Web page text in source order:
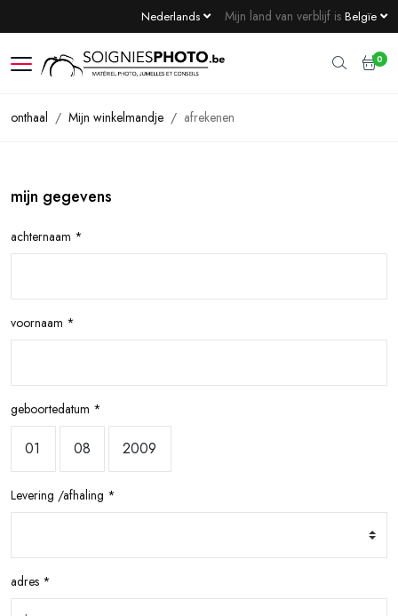
Mijn land van verblijf is Belgïe
Nederlands
0
onthaal Mijn winkelmandje afrekenen
mijn gegevens
achternaam *
voornaam *
geboortedatum *
Levering /afhaling *
adres *